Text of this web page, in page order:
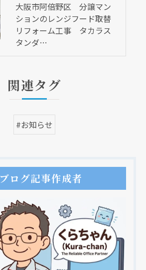
大阪市阿倍野区 分譲マン
ションのレンジフード取替
リフォーム工事 タカラス
タンダ…
関連タグ
#お知らせ
ブログ記事作成者